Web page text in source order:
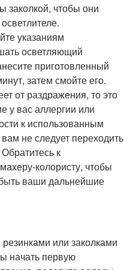
заколкой, чтобы они
указаниям
осветляющий
приготовленный
затем смойте его.
от раздражения, то это
у вас аллергии или
к использованным
не следует переходить
к
колористу, чтобы
ваши дальнейшие
или заколками
начать первую